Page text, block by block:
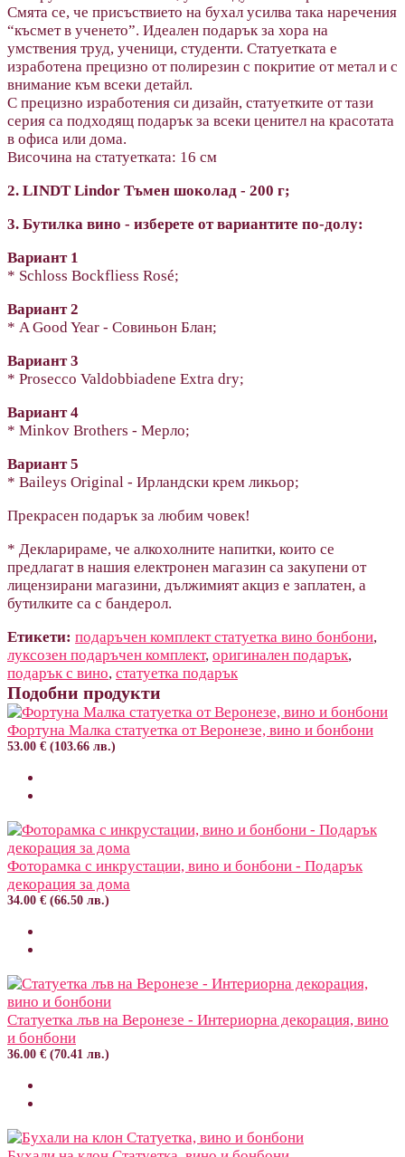
Смята се, че присъствието на бухал усилва така наречения
“късмет в ученето”. Идеален подарък за хора на
умствения труд, ученици, студенти. Статуетката е
изработена прецизно от полирезин с покритие от метал и с
внимание към всеки детайл.
С прецизно изработения си дизайн, статуетките от тази
серия са подходящ подарък за всеки ценител на красотата
в офиса или дома.
Височина на статуетката: 16 см
2. LINDT Lindor Тъмен шоколад - 200 г;
3. Бутилка вино - изберете от вариантите по-долу:
Вариант 1
* Schloss Bockfliess Rosé;
Вариант 2
* A Good Year - Совиньон Блан;
Вариант 3
* Prosecco Valdobbiadene Extra dry;
Вариант 4
* Minkov Brothers - Мерло;
Вариант 5
* Baileys Original - Ирландски крем ликьор;
Прекрасен подарък за любим човек!
* Декларираме, че алкохолните напитки, които се
предлагат в нашия електронен магазин са закупени от
лицензирани магазини, дължимият акциз е заплатен, а
бутилките са с бандерол.
Етикети: подаръчен комплект статуетка вино бонбони,
луксозен подаръчен комплект, оригинален подарък,
подарък с вино, статуетка подарък
Подобни продукти
Фортуна Малка статуетка от Веронезе, вино и бонбони
53.00 € (103.66 лв.)
Фоторамка с инкрустации, вино и бонбони - Подарък
декорация за дома
34.00 € (66.50 лв.)
Статуетка лъв на Веронезе - Интериорна декорация, вино
и бонбони
36.00 € (70.41 лв.)